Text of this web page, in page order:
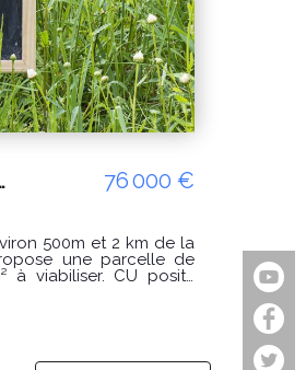
- LINGREVILLE (50660) 76 000 €
500m et 2 km de la
une parcelle de
à viabiliser. CU positif